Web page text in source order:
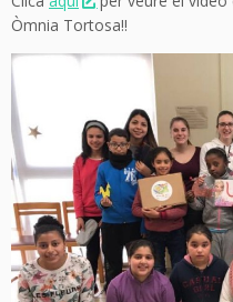
Òmnia Tortosa!!